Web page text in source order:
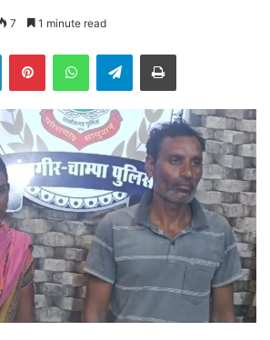
7 1 minute read
LinkedInPinterestWhatsAppTelegramPrint